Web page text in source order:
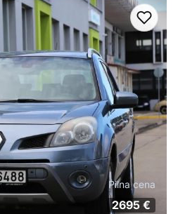
Pilna cena
2695 €